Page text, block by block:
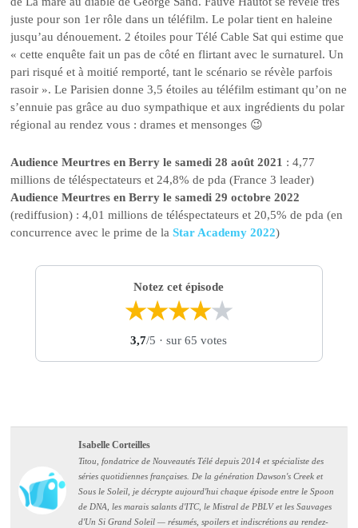
juste pour son 1er rôle dans un téléfilm. Le polar tient en haleine
jusqu’au dénouement. 2 étoiles pour Télé Cable Sat qui estime que
« cette enquête fait un pas de côté en flirtant avec le surnaturel. Un
pari risqué et à moitié remporté, tant le scénario se révèle parfois
rasoir ». Le Parisien donne 3,5 étoiles au téléfilm estimant qu’on ne
s’ennuie pas grâce au duo sympathique et aux ingrédients du polar
régional au rendez vous : drames et mensonges 😉
Audience Meurtres en Berry le samedi 28 août 2021 : 4,77
millions de téléspectateurs et 24,8% de pda (France 3 leader)
Audience Meurtres en Berry le samedi 29 octobre 2022
(rediffusion) : 4,01 millions de téléspectateurs et 20,5% de pda (en
concurrence avec le prime de laStar Academy 2022)
Notez cet épisode
★★★★★
3,7/5 · sur 65 votes
Isabelle Corteilles
Titou, fondatrice de Nouveautés Télé depuis 2014 et spécialiste des
séries quotidiennes françaises. De la génération Dawson's Creek et
Sous le Soleil, je décrypte aujourd'hui chaque épisode entre le Spoon
de DNA, les marais salants d'ITC, le Mistral de PBLV et les Sauvages
d'Un Si Grand Soleil — résumés, spoilers et indiscrétions au rendez-